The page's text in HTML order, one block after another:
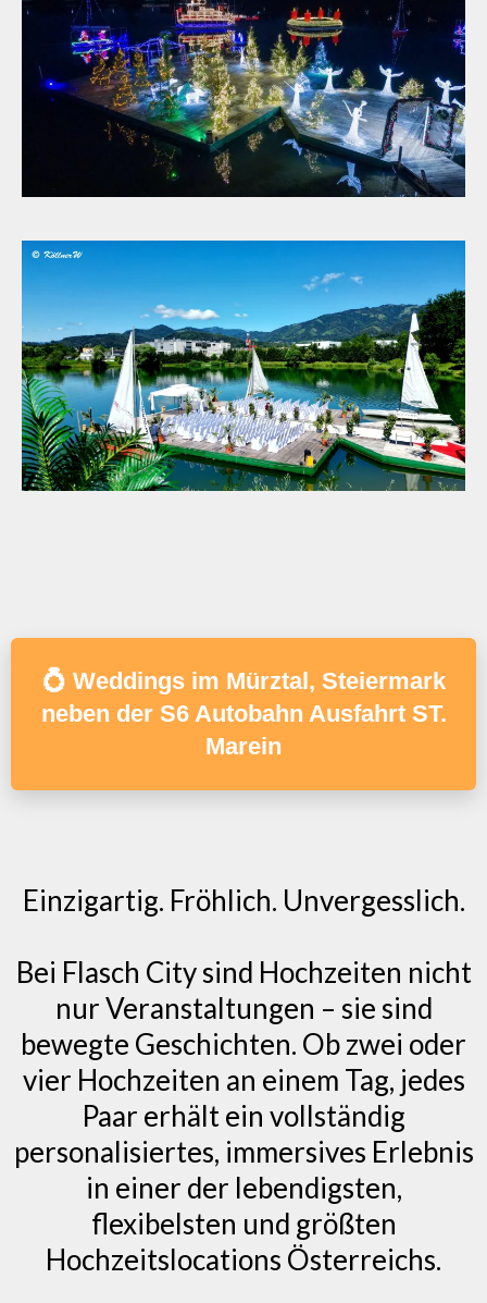
💍 Weddings im Mürztal, Steiermark
neben der S6 Autobahn Ausfahrt ST.
Marein
Einzigartig. Fröhlich. Unvergesslich.
Bei Flasch City sind Hochzeiten nicht
nur Veranstaltungen – sie sind
bewegte Geschichten. Ob zwei oder
vier Hochzeiten an einem Tag, jedes
Paar erhält ein vollständig
personalisiertes, immersives Erlebnis
in einer der lebendigsten,
flexibelsten und größten
Hochzeitslocations Österreichs.